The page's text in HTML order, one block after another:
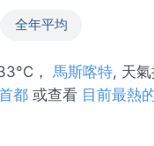
全年平均
， 馬斯喀特, 天
都 或查看 目前最熱